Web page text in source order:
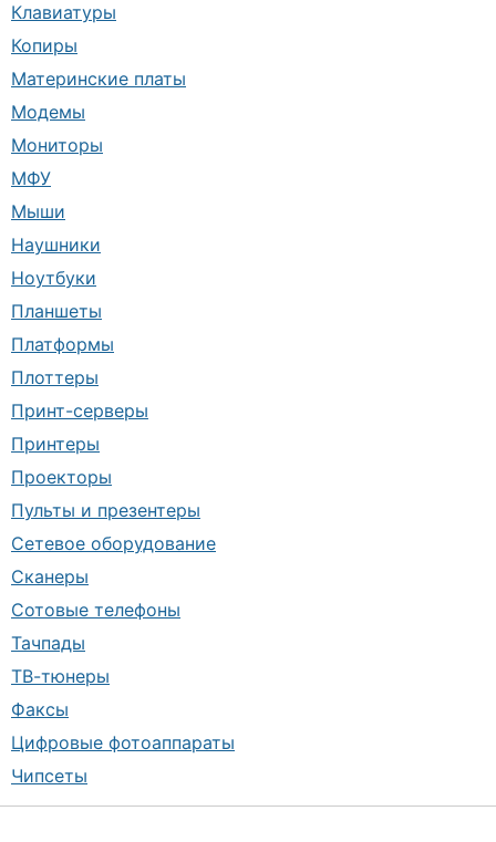
Клавиатуры
Копиры
Материнские платы
Модемы
Мониторы
МФУ
Мыши
Наушники
Ноутбуки
Планшеты
Платформы
Плоттеры
Принт-серверы
Принтеры
Проекторы
Пульты и презентеры
Сетевое оборудование
Сканеры
Сотовые телефоны
Тачпады
ТВ-тюнеры
Факсы
Цифровые фотоаппараты
Чипсеты